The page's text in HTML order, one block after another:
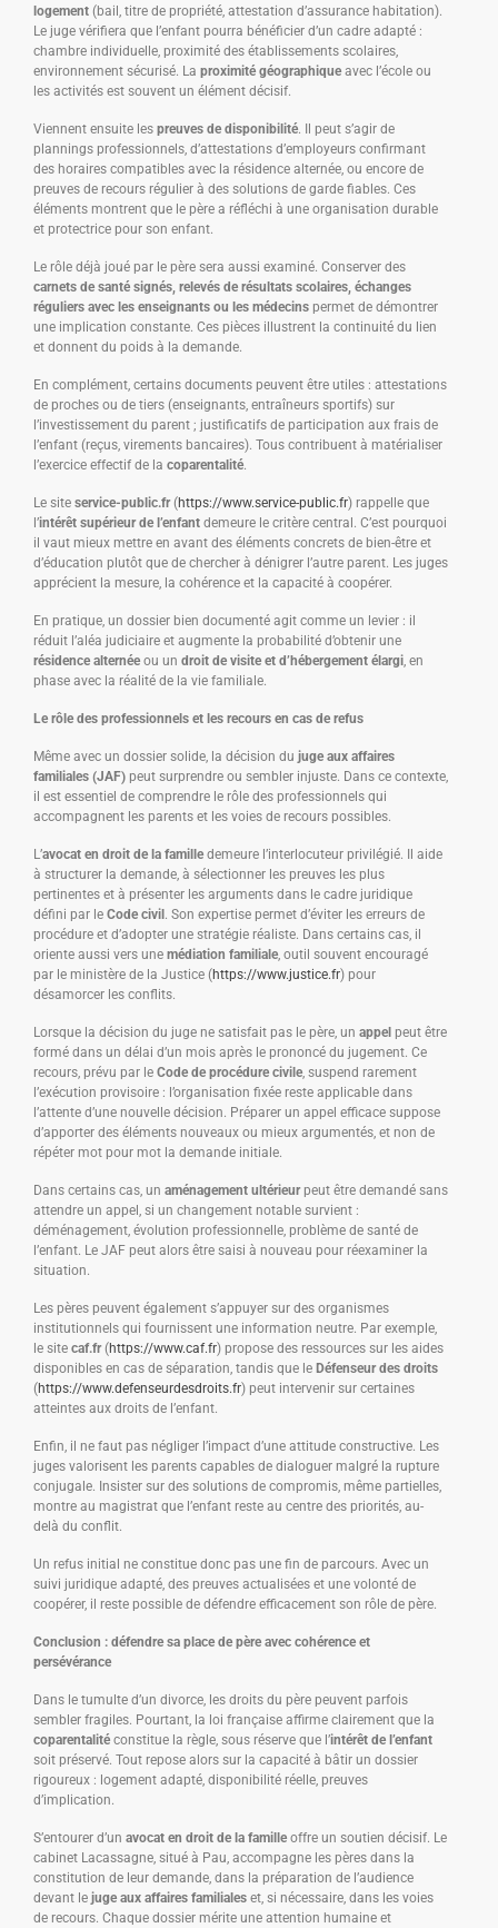
logement (bail, titre de propriété, attestation d’assurance habitation).
Le juge vérifiera que l’enfant pourra bénéficier d’un cadre adapté :
chambre individuelle, proximité des établissements scolaires,
environnement sécurisé. La proximité géographique avec l’école ou
les activités est souvent un élément décisif.
Viennent ensuite les preuves de disponibilité. Il peut s’agir de
plannings professionnels, d’attestations d’employeurs confirmant
des horaires compatibles avec la résidence alternée, ou encore de
preuves de recours régulier à des solutions de garde fiables. Ces
éléments montrent que le père a réfléchi à une organisation durable
et protectrice pour son enfant.
Le rôle déjà joué par le père sera aussi examiné. Conserver des
carnets de santé signés, relevés de résultats scolaires, échanges
réguliers avec les enseignants ou les médecins permet de démontrer
une implication constante. Ces pièces illustrent la continuité du lien
et donnent du poids à la demande.
En complément, certains documents peuvent être utiles : attestations
de proches ou de tiers (enseignants, entraîneurs sportifs) sur
l’investissement du parent ; justificatifs de participation aux frais de
l’enfant (reçus, virements bancaires). Tous contribuent à matérialiser
l’exercice effectif de la coparentalité.
Le site service-public.fr(https://www.service-public.fr) rappelle que
l’intérêt supérieur de l’enfant demeure le critère central. C’est pourquoi
il vaut mieux mettre en avant des éléments concrets de bien-être et
d’éducation plutôt que de chercher à dénigrer l’autre parent. Les juges
apprécient la mesure, la cohérence et la capacité à coopérer.
En pratique, un dossier bien documenté agit comme un levier : il
réduit l’aléa judiciaire et augmente la probabilité d’obtenir une
résidence alternée ou un droit de visite et d’hébergement élargi, en
phase avec la réalité de la vie familiale.
Le rôle des professionnels et les recours en cas de refus
Même avec un dossier solide, la décision du juge aux affaires
familiales (JAF) peut surprendre ou sembler injuste. Dans ce contexte,
il est essentiel de comprendre le rôle des professionnels qui
accompagnent les parents et les voies de recours possibles.
L’avocat en droit de la famille demeure l’interlocuteur privilégié. Il aide
à structurer la demande, à sélectionner les preuves les plus
pertinentes et à présenter les arguments dans le cadre juridique
défini par le Code civil . Son expertise permet d’éviter les erreurs de
procédure et d’adopter une stratégie réaliste. Dans certains cas, il
oriente aussi vers une médiation familiale, outil souvent encouragé
par le ministère de la Justice (https://www.justice.fr) pour
désamorcer les conflits.
Lorsque la décision du juge ne satisfait pas le père, un appel peut être
formé dans un délai d’un mois après le prononcé du jugement. Ce
recours, prévu par le Code de procédure civile, suspend rarement
l’exécution provisoire : l’organisation fixée reste applicable dans
l’attente d’une nouvelle décision. Préparer un appel efficace suppose
d’apporter des éléments nouveaux ou mieux argumentés, et non de
répéter mot pour mot la demande initiale.
Dans certains cas, un aménagement ultérieurpeut être demandé sans
attendre un appel, si un changement notable survient :
déménagement, évolution professionnelle, problème de santé de
l’enfant. Le JAF peut alors être saisi à nouveau pour réexaminer la
situation.
Les pères peuvent également s’appuyer sur des organismes
institutionnels qui fournissent une information neutre. Par exemple,
le site caf.fr(https://www.caf.fr) propose des ressources sur les aides
disponibles en cas de séparation, tandis que le Défenseur des droits
(https://www.defenseurdesdroits.fr) peut intervenir sur certaines
atteintes aux droits de l’enfant.
Enfin, il ne faut pas négliger l’impact d’une attitude constructive. Les
juges valorisent les parents capables de dialoguer malgré la rupture
conjugale. Insister sur des solutions de compromis, même partielles,
montre au magistrat que l’enfant reste au centre des priorités, au-
delà du conflit.
Un refus initial ne constitue donc pas une fin de parcours. Avec un
suivi juridique adapté, des preuves actualisées et une volonté de
coopérer, il reste possible de défendre efficacement son rôle de père.
Conclusion : défendre sa place de père avec cohérence et
persévérance
Dans le tumulte d’un divorce, les droits du père peuvent parfois
sembler fragiles. Pourtant, la loi française affirme clairement que la
coparentalité constitue la règle, sous réserve que l’intérêt de l’enfant
soit préservé. Tout repose alors sur la capacité à bâtir un dossier
rigoureux : logement adapté, disponibilité réelle, preuves
d’implication.
S’entourer d’un avocat en droit de la famille offre un soutien décisif. Le
cabinet Lacassagne, situé à Pau, accompagne les pères dans la
constitution de leur demande, dans la préparation de l’audience
devant le juge aux affaires familiales et, si nécessaire, dans les voies
de recours. Chaque dossier mérite une attention humaine et